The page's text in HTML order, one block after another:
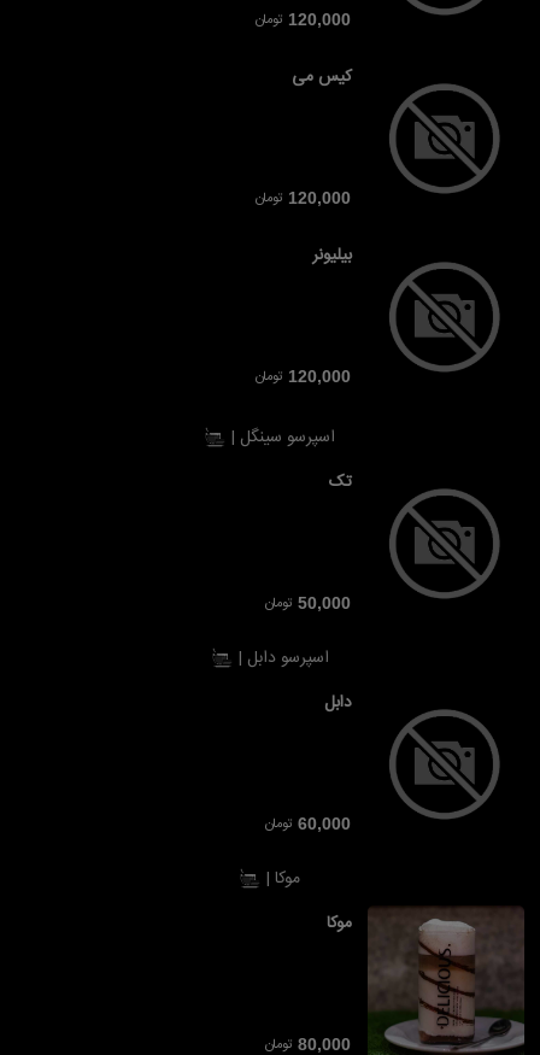
120,000 تومان
کیس می
120,000 تومان
بیلیونر
120,000 تومان
اسپرسو سینگل |
تک
50,000 تومان
اسپرسو دابل |
دابل
60,000 تومان
موکا |
موکا
80,000 تومان